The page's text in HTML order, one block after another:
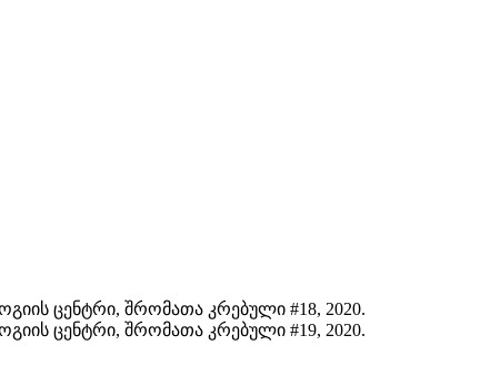
ცენტრი, შრომათა კრებული #18, 2020.
ცენტრი, შრომათა კრებული #19, 2020.